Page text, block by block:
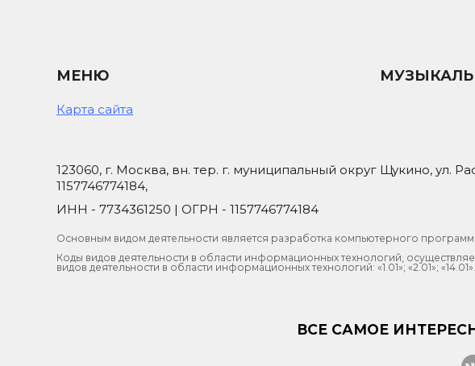
МЕНЮ
Карта сайта
123060, г. Москва, вн. тер. г. муниципальный округ Щукино, ул.
1157746774184,
ИНН - 7734361250 | ОГРН - 1157746774184
Основным видом деятельности является разработка компьютерного
Коды видов деятельности в области информационных технологий,
видов деятельности в области информационных технологий: «1.01»; «2.01»; «14.01».
ВСЕ САМОЕ